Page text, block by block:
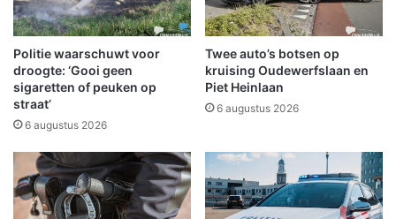
n
a
f
2
m
e
i
w
i
n
n
i
n
g
n
H
e
Politie waarschuwt voor
droogte: ‘Gooi geen
sigaretten of peuken op
straat’
6 augustus 2026
Twee auto’s botsen op
kruising Oudewerfslaan en
Piet Heinlaan
6 augustus 2026